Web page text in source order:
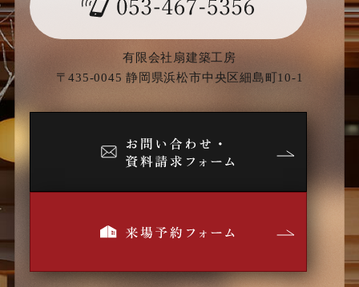
有限会社扇建築工房
〒435-0045 静岡県浜松市中央区細島町10-1